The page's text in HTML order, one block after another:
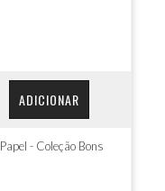
ADICIONAR
- Coleção Bons